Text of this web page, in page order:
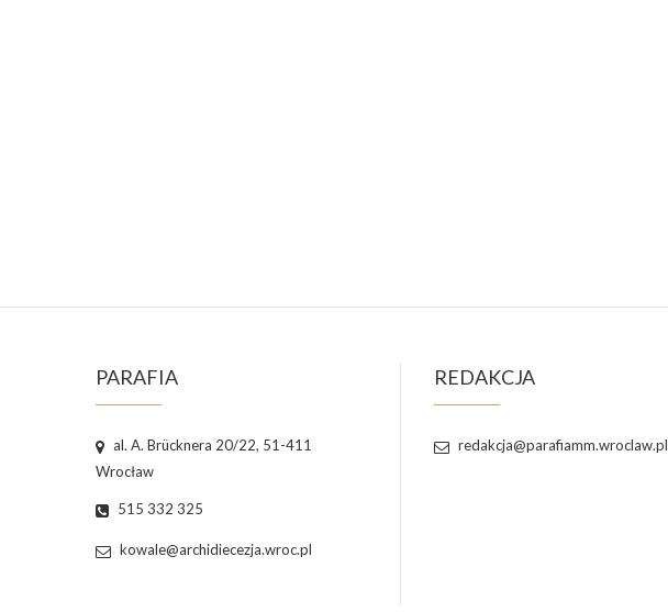
PARAFIA
al. A. Brücknera 20/22, 51-411
Wrocław
515 332 325
kowale@archidiecezja.wroc.pl
REDAKCJA
redakcja@parafiamm.wroclaw.pl